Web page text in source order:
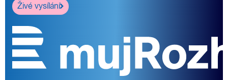
Živé vysílání